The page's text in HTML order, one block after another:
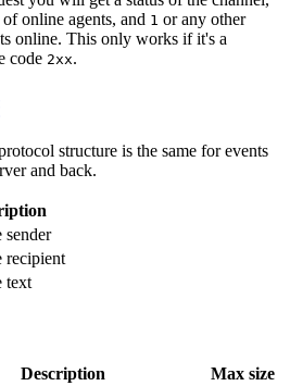
of online agents, and 1 or any other
online. This only works if it's a
code 2xx.
structure is the same for events
and back.
sender
recipient
text
Description Max size